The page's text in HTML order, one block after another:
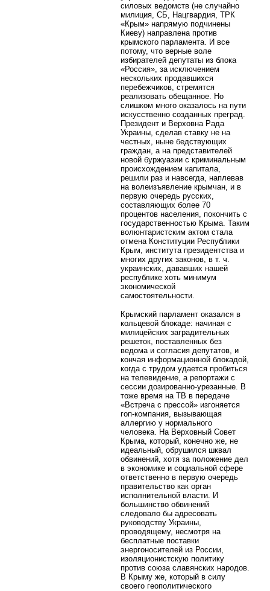
силовых ведомств (не случайно
милиция, СБ, Нацгвардия, ТРК
«Крым» напрямую подчинены
Киеву) направлена против
крымского парламента. И все
потому, что верные воле
избирателей депутаты из блока
«Россия», за исключением
нескольких продавшихся
перебежчиков, стремятся
реализовать обещанное. Но
слишком много оказалось на пути
искусственно созданных преград.
Президент и Верховна Рада
Украины, сделав ставку не на
честных, ныне бедствующих
граждан, а на представителей
новой буржуазии с криминальным
происхождением капитала,
решили раз и навсегда, наплевав
на волеизъявление крымчан, и в
первую очередь русских,
составляющих более 70
процентов населения, покончить с
государственностью Крыма. Таким
волюнтаристским актом стала
отмена Конституции Республики
Крым, института президентства и
многих других законов, в т. ч.
украинских, дававших нашей
республике хоть минимум
экономической
самостоятельности.
Крымский парламент оказался в
кольцевой блокаде: начиная с
милицейских заградительных
решеток, поставленных без
ведома и согласия депутатов, и
кончая информационной блокадой,
когда с трудом удается пробиться
на телевидение, а репортажи с
сессии дозированно-урезанные. В
тоже время на ТВ в передаче
«Встреча с прессой» изгоняется
гоп-компания, вызывающая
аллергию у нормального
человека. На Верховный Совет
Крыма, который, конечно же, не
идеальный, обрушился шквал
обвинений, хотя за положение дел
в экономике и социальной сфере
ответственно в первую очередь
правительство как орган
исполнительной власти. И
большинство обвинений
следовало бы адресовать
руководству Украины,
проводящему, несмотря на
бесплатные поставки
энергоносителей из России,
изоляционистскую политику
против союза славянских народов.
В Крыму же, который в силу
своего геополитического